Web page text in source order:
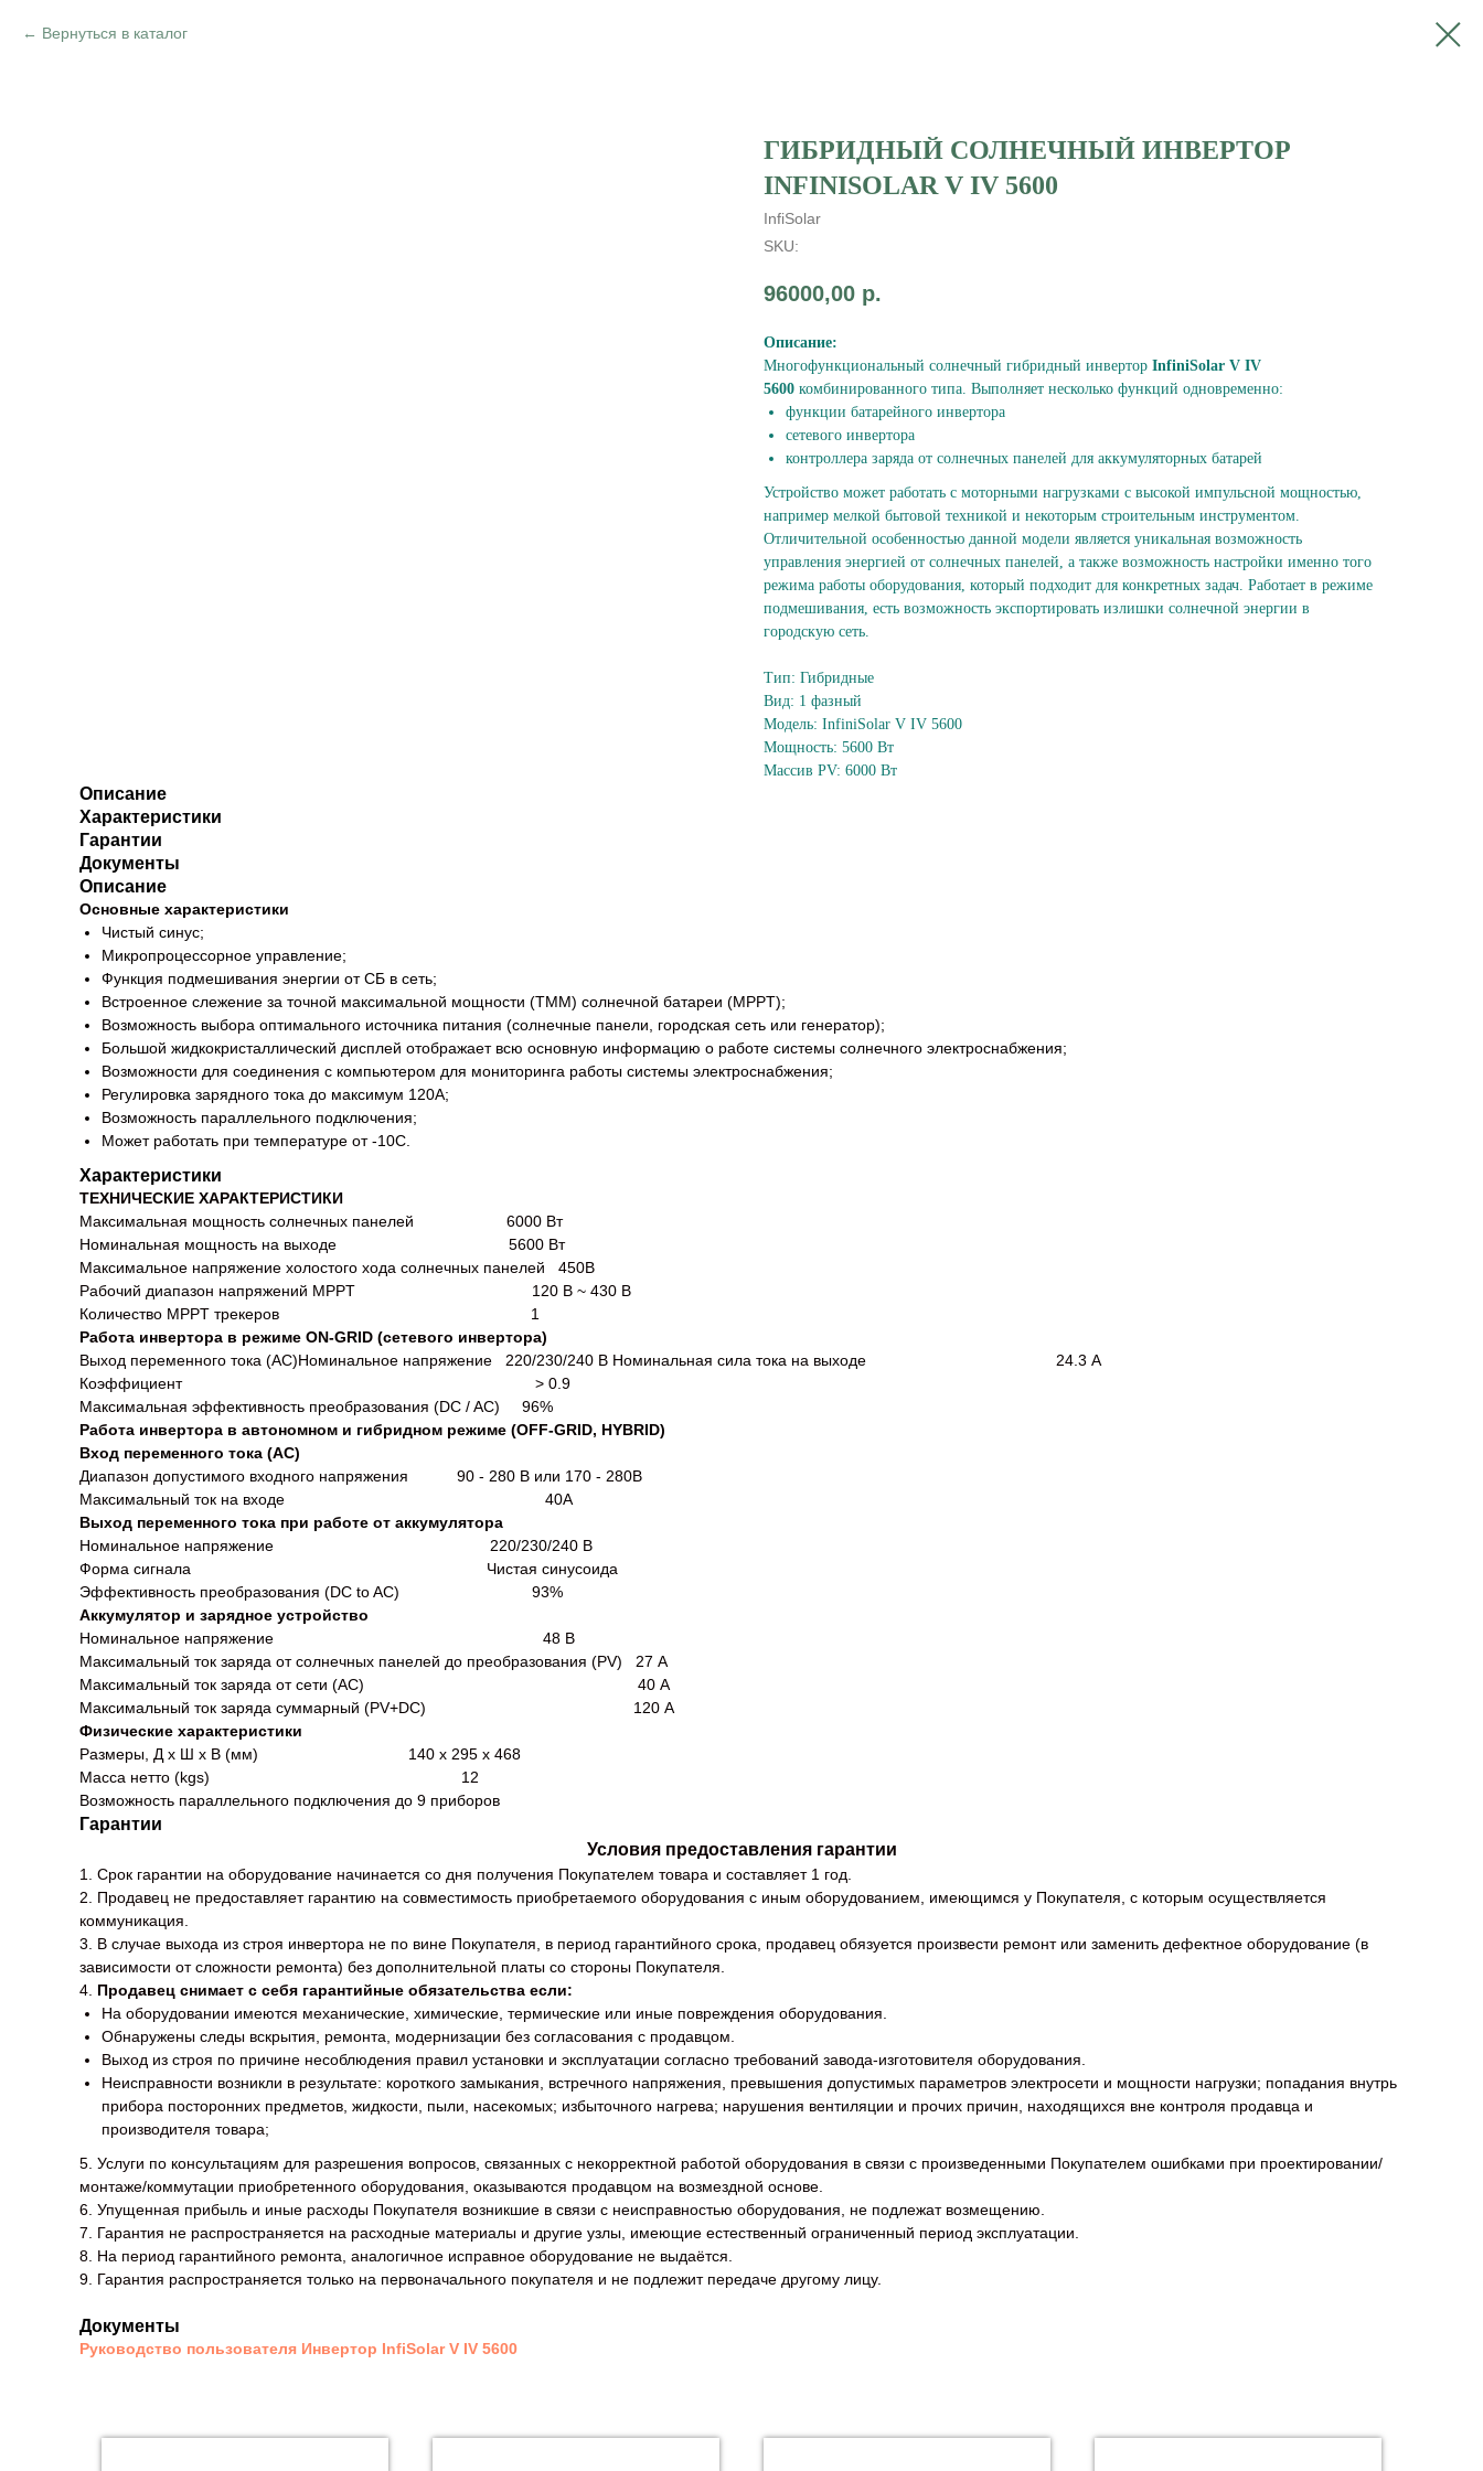
Вернуться в каталог
ГИБРИДНЫЙ СОЛНЕЧНЫЙ ИНВЕРТОР
INFINISOLAR V IV 5600
InfiSolar
SKU:
96000,00 р.
Описание:
Многофункциональный солнечный гибридный инвертор InfiniSolar V IV
5600 комбинированного типа. Выполняет несколько функций одновременно:
функции батарейного инвертора
сетевого инвертора
контроллера заряда от солнечных панелей для аккумуляторных батарей
Устройство может работать с моторными нагрузками с высокой импульсной мощностью,
например мелкой бытовой техникой и некоторым строительным инструментом.
Отличительной особенностью данной модели является уникальная возможность
управления энергией от солнечных панелей, а также возможность настройки именно того
режима работы оборудования, который подходит для конкретных задач. Работает в режиме
подмешивания, есть возможность экспортировать излишки солнечной энергии в
городскую сеть.
Тип: Гибридные
Вид: 1 фазный
Модель: InfiniSolar V IV 5600
Мощность: 5600 Вт
Массив PV: 6000 Вт
Описание
Характеристики
Гарантии
Документы
Описание
Основные характеристики
Чистый синус;
Микропроцессорное управление;
Функция подмешивания энергии от СБ в сеть;
Встроенное слежение за точной максимальной мощности (ТММ) солнечной батареи (MPPT);
Возможность выбора оптимального источника питания (солнечные панели, городская сеть или генератор);
Большой жидкокристаллический дисплей отображает всю основную информацию о работе системы солнечного электроснабжения;
Возможности для соединения с компьютером для мониторинга работы системы электроснабжения;
Регулировка зарядного тока до максимум 120А;
Возможность параллельного подключения;
Может работать при температуре от -10С.
Характеристики
ТЕХНИЧЕСКИЕ ХАРАКТЕРИСТИКИ
Максимальная мощность солнечных панелей 6000 Вт
Номинальная мощность на выходе 5600 Вт
Максимальное напряжение холостого хода солнечных панелей 450В
Рабочий диапазон напряжений MPPT 120 В ~ 430 В
Количество MPPT трекеров 1
Работа инвертора в режиме ON-GRID (сетевого инвертора)
Выход переменного тока (AC)Номинальное напряжение 220/230/240 В Номинальная сила тока на выходе 24.3 А
Коэффициент > 0.9
Максимальная эффективность преобразования (DC / AC) 96%
Работа инвертора в автономном и гибридном режиме (OFF-GRID, HYBRID)
Вход переменного тока (АС)
Диапазон допустимого входного напряжения 90 - 280 В или 170 - 280В
Максимальный ток на входе 40А
Выход переменного тока при работе от аккумулятора
Номинальное напряжение 220/230/240 В
Форма сигнала Чистая синусоида
Эффективность преобразования (DC to AC) 93%
Аккумулятор и зарядное устройство
Номинальное напряжение 48 В
Максимальный ток заряда от солнечных панелей до преобразования (PV) 27 А
Максимальный ток заряда от сети (АС) 40 А
Максимальный ток заряда суммарный (PV+DC) 120 А
Физические характеристики
Размеры, Д x Ш x В (мм) 140 x 295 x 468
Масса нетто (kgs) 12
Возможность параллельного подключения до 9 приборов
Гарантии
Условия предоставления гарантии
1. Срок гарантии на оборудование начинается со дня получения Покупателем товара и составляет 1 год.
2. Продавец не предоставляет гарантию на совместимость приобретаемого оборудования с иным оборудованием, имеющимся у Покупателя, с которым осуществляется
коммуникация.
3. В случае выхода из строя инвертора не по вине Покупателя, в период гарантийного срока, продавец обязуется произвести ремонт или заменить дефектное оборудование (в
зависимости от сложности ремонта) без дополнительной платы со стороны Покупателя.
4. Продавец снимает с себя гарантийные обязательства если:
На оборудовании имеются механические, химические, термические или иные повреждения оборудования.
Обнаружены следы вскрытия, ремонта, модернизации без согласования с продавцом.
Выход из строя по причине несоблюдения правил установки и эксплуатации согласно требований завода-изготовителя оборудования.
Неисправности возникли в результате: короткого замыкания, встречного напряжения, превышения допустимых параметров электросети и мощности нагрузки; попадания внутрь
прибора посторонних предметов, жидкости, пыли, насекомых; избыточного нагрева; нарушения вентиляции и прочих причин, находящихся вне контроля продавца и
производителя товара;
5. Услуги по консультациям для разрешения вопросов, связанных с некорректной работой оборудования в связи с произведенными Покупателем ошибками при проектировании/
монтаже/коммутации приобретенного оборудования, оказываются продавцом на возмездной основе.
6. Упущенная прибыль и иные расходы Покупателя возникшие в связи с неисправностью оборудования, не подлежат возмещению.
7. Гарантия не распространяется на расходные материалы и другие узлы, имеющие естественный ограниченный период эксплуатации.
8. На период гарантийного ремонта, аналогичное исправное оборудование не выдаётся.
9. Гарантия распространяется только на первоначального покупателя и не подлежит передаче другому лицу.
Документы
Руководство пользователя Инвертор InfiSolar V IV 5600